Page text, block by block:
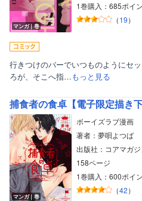
マンガ｜巻
1巻購入：685ポイ
（19）
行きつけのバーでいつものようにセ
ろが、そこへ指…もっと見る
捕食者の食卓【電子限定描き
マンガ｜巻
ボーイズラブ漫画
著者：夢唄よつば
出版社：コアマガジ
158ページ
1巻購入：600ポイ
（42）